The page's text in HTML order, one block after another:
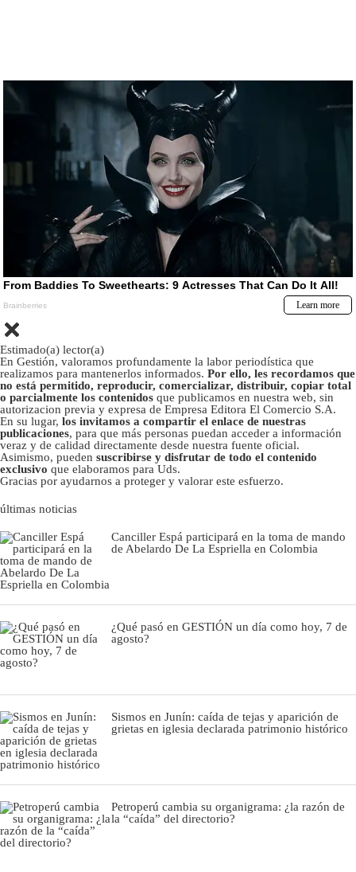
Estimado(a) lector(a)
En Gestión, valoramos profundamente la labor periodística que
realizamos para mantenerlos informados. Por ello, les recordamos que
no está permitido, reproducir, comercializar, distribuir, copiar total
o parcialmente los contenidos que publicamos en nuestra web, sin
autorizacion previa y expresa de Empresa Editora El Comercio S.A.
En su lugar, los invitamos a compartir el enlace de nuestras
publicaciones, para que más personas puedan acceder a información
veraz y de calidad directamente desde nuestra fuente oficial.
Asimismo, pueden suscribirse y disfrutar de todo el contenido
exclusivo que elaboramos para Uds.
Gracias por ayudarnos a proteger y valorar este esfuerzo.
últimas noticias
Canciller Espá participará en la toma de mando
de Abelardo De La Espriella en Colombia
¿Qué pasó en GESTIÓN un día como hoy, 7 de
agosto?
Sismos en Junín: caída de tejas y aparición de
grietas en iglesia declarada patrimonio histórico
Petroperú cambia su organigrama: ¿la razón de
la “caída” del directorio?